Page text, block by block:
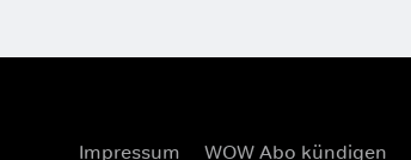
Impressum WOW Abo kündigen